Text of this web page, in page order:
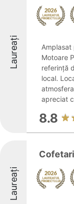
Laureați
Amplasat
Motoare
referință
local.
apreciat
8.8
Laureați